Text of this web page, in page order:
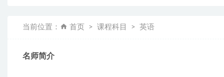
当前位置： 首页 课程科目 英语
名师简介